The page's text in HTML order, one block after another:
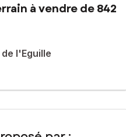
à vendre de 842
l'Eguille
à La Petite Éguille
de La Petite Éguille, une